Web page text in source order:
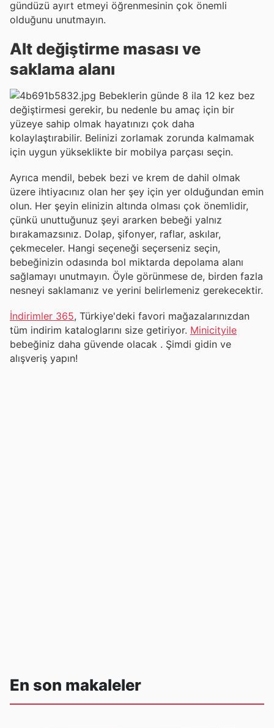
gündüzü ayırt etmeyi öğrenmesinin çok önemli
olduğunu unutmayın.
Alt değiştirme masası ve
saklama alanı
Bebeklerin günde 8 ila 12 kez bez
değiştirmesi gerekir, bu nedenle bu amaç için bir
yüzeye sahip olmak hayatınızı çok daha
kolaylaştırabilir. Belinizi zorlamak zorunda kalmamak
için uygun yükseklikte bir mobilya parçası seçin.
Ayrıca mendil, bebek bezi ve krem de dahil olmak
üzere ihtiyacınız olan her şey için yer olduğundan emin
olun. Her şeyin elinizin altında olması çok önemlidir,
çünkü unuttuğunuz şeyi ararken bebeği yalnız
bırakamazsınız. Dolap, şifonyer, raflar, askılar,
çekmeceler. Hangi seçeneği seçerseniz seçin,
bebeğinizin odasında bol miktarda depolama alanı
sağlamayı unutmayın. Öyle görünmese de, birden fazla
nesneyi saklamanız ve yerini belirlemeniz gerekecektir.
İndirimler 365, Türkiye'deki favori mağazalarınızdan
tüm indirim kataloglarını size getiriyor. Minicityile
bebeğiniz daha güvende olacak . Şimdi gidin ve
alışveriş yapın!
En son makaleler